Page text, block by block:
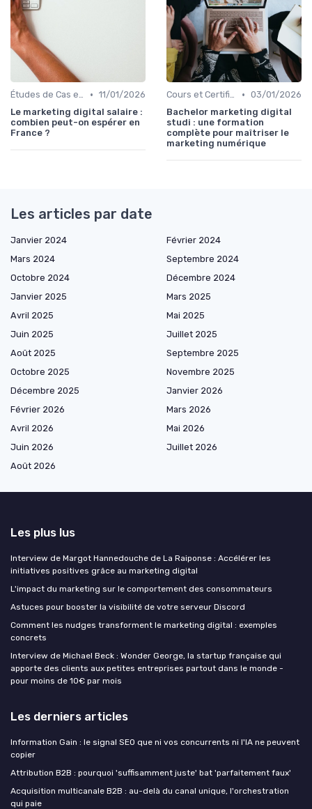
Études de Cas et Best Practices • 11/01/2026
Le marketing digital salaire :
combien peut-on espérer en
France ?
Cours et Certifications en Marketing Digital • 03/01/2026
Bachelor marketing digital
studi : une formation
complète pour maîtriser le
marketing numérique
Les articles par date
Janvier 2024
Février 2024
Mars 2024
Septembre 2024
Octobre 2024
Décembre 2024
Janvier 2025
Mars 2025
Avril 2025
Mai 2025
Juin 2025
Juillet 2025
Août 2025
Septembre 2025
Octobre 2025
Novembre 2025
Décembre 2025
Janvier 2026
Février 2026
Mars 2026
Avril 2026
Mai 2026
Juin 2026
Juillet 2026
Août 2026
Les plus lus
Interview de Margot Hannedouche de La Raiponse : Accélérer les
initiatives positives grâce au marketing digital
L'impact du marketing sur le comportement des consommateurs
Astuces pour booster la visibilité de votre serveur Discord
Comment les nudges transforment le marketing digital : exemples
concrets
Interview de Michael Beck : Wonder George, la startup française qui
apporte des clients aux petites entreprises partout dans le monde -
pour moins de 10€ par mois
Les derniers articles
Information Gain : le signal SEO que ni vos concurrents ni l'IA ne peuvent
copier
Attribution B2B : pourquoi 'suffisamment juste' bat 'parfaitement faux'
Acquisition multicanale B2B : au-delà du canal unique, l'orchestration
qui paie